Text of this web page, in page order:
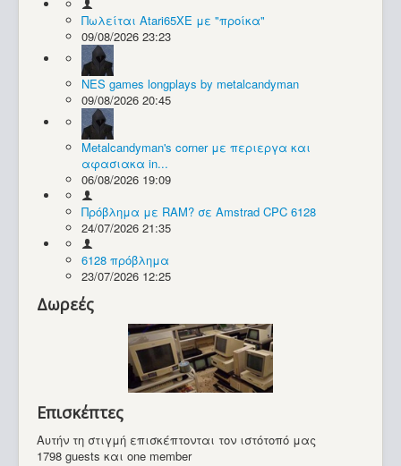
Συλλογές / Projects
Υπολογιστές
Πωλείται Atari65XE με "προίκα"
09/08/2026 23:23
NES games longplays by metalcandyman
09/08/2026 20:45
Metalcandyman's corner με περιεργα και
αφασιακα in...
06/08/2026 19:09
Πρόβλημα με RAM? σε Amstrad CPC 6128
24/07/2026 21:35
6128 πρόβλημα
23/07/2026 12:25
Δωρεές
Επισκέπτες
Αυτήν τη στιγμή επισκέπτονται τον ιστότοπό μας
1798 guests και one member